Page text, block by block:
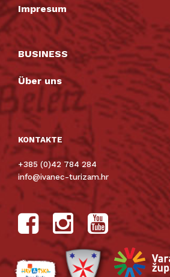
Impresum
BUSINESS
Über uns
KONTAKTE
+385 (0)42 784 284
info@ivanec-turizam.hr